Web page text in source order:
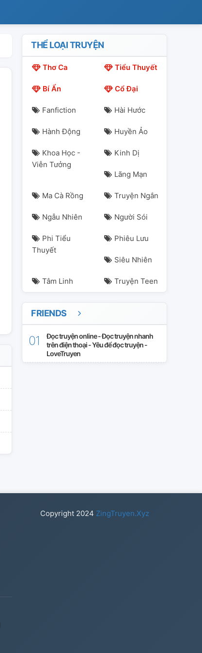
THỂ LOẠI TRUYỆN
Thơ Ca Tiểu Thuyết
Bí Ẩn Cổ Đại
Fanfiction Hài Hước
Hành Động Huyền Ảo
Khoa Học -
Viễn Tưởng
Kinh Dị
Lãng Mạn
Ma Cà Rồng Truyện Ngắn
Ngẫu Nhiên Người Sói
Phi Tiểu
Thuyết
Phiêu Lưu
Siêu Nhiên
Tâm Linh Truyện Teen
FRIENDS
Đọc truyện online - Đọc truyện nhanh
trên điện thoại - Yêu để đọc truyện -
LoveTruyen
Copyright 2024 ZingTruyen.Xyz